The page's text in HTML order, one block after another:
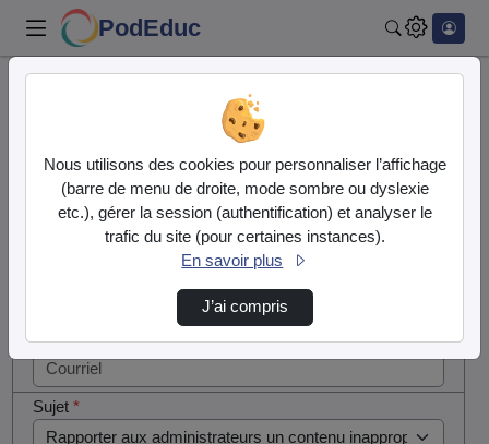
PodEduc
Contactez nous
Votre message
Courriel*
Sujet*
si vous
êtes un
humain en
Nous utilisons des cookies pour personnaliser l’affichage
(barre de menu de droite, mode sombre ou dyslexie
etc.), gérer la session (authentification) et analyser le
trafic du site (pour certaines instances).
En savoir plus
J’ai compris